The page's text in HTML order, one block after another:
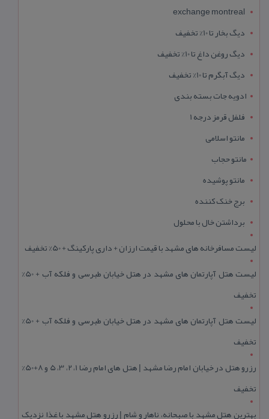
exchange montreal
دیگ بخار تا 10% تخفیف
دیگ روغن داغ تا 10% تخفیف
دیگ آبگرم تا 10% تخفیف
ادویه جات بسته بندی
فلفل قرمز درجه 1
مانتو اسلامی
مانتو حجاب
مانتو پوشیده
برج خنک کننده
برداشتن خال با محلول
لیست مسافرخانه های مشهد با قیمت ارزان + داری پارکینگ + 50% تخفیف
لیست هتل آپارتمان های مشهد در هتل خیابان طبرسی و فلکه آب + 50%
تخفیف
لیست هتل آپارتمان های مشهد در هتل خیابان طبرسی و فلکه آب + 50%
تخفیف
رزرو هتل در خیابان امام رضا مشهد | هتل‌ های امام رضا 1، 2، 3، 5 و 8+50%
تخفیف
بهترین هتل مشهد با صبحانه، ناهار و شام | رزرو هتل مشهد با غذا نزدیک